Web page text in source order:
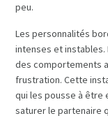
peu.
Les personnalités
intenses et
des comportements
frustration. Cette
qui les pousse à être
saturer le partenaire